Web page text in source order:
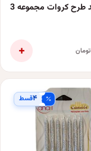
شمع تولد طرح کروات مجموعه 3
تومان +
۴قسط